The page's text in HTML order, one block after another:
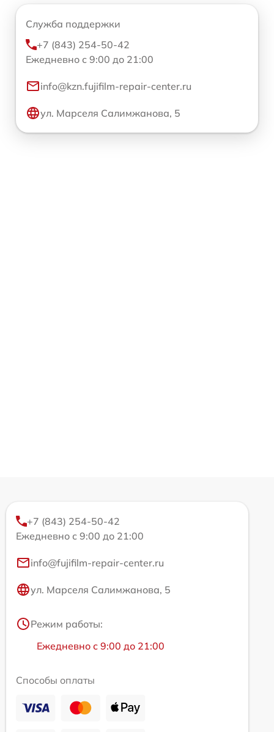
Служба поддержки
+7 (843) 254-50-42
Ежедневно с 9:00 до 21:00
info@kzn.fujifilm-repair-center.ru
ул. Марселя Салимжанова, 5
+7 (843) 254-50-42
Ежедневно с 9:00 до 21:00
info@fujifilm-repair-center.ru
ул. Марселя Салимжанова, 5
Режим работы:
Ежедневно с 9:00 до 21:00
Способы оплаты